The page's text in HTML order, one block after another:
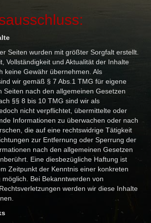
Seiten wurden mit größter Sorgfalt erstellt.
Vollständigkeit und Aktualität der Inhalte
keine Gewähr übernehmen. Als
wir gemäß § 7 Abs.1 TMG für eigene
Seiten nach den allgemeinen Gesetzen
§§ 8 bis 10 TMG sind wir als
nicht verpflichtet, übermittelte oder
Informationen zu überwachen oder nach
die auf eine rechtswidrige Tätigkeit
zur Entfernung oder Sperrung der
nach den allgemeinen Gesetzen
Eine diesbezügliche Haftung ist
Zeitpunkt der Kenntnis einer konkreten
möglich. Bei Bekanntwerden von
werden wir diese Inhalte